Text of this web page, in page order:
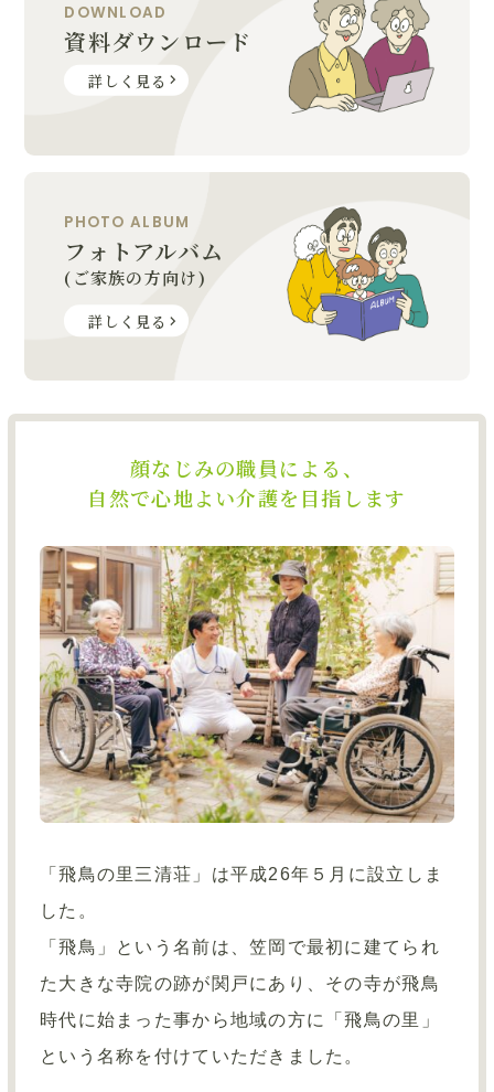
DOWNLOAD
資料ダウンロード
詳しく見る
PHOTO ALBUM
フォトアルバム
(ご家族の方向け)
詳しく見る
顔なじみの職員による、
自然で心地よい介護を目指します
「飛鳥の里三清荘」は平成26年５月に設立しま
した。
「飛鳥」という名前は、笠岡で最初に建てられ
た大きな寺院の跡が関戸にあり、その寺が飛鳥
時代に始まった事から地域の方に「飛鳥の里」
という名称を付けていただきました。